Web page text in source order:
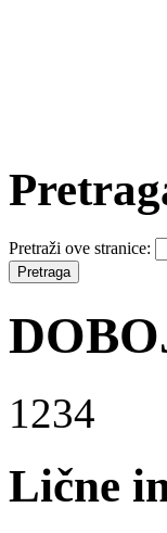
Pretraži ove stranice:
1234
Lične